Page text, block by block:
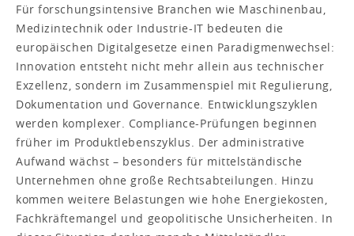
Für forschungsintensive Branchen wie Maschinenbau,
Medizintechnik oder Industrie-IT bedeuten die
europäischen Digitalgesetze einen Paradigmenwechsel:
Innovation entsteht nicht mehr allein aus technischer
Exzellenz, sondern im Zusammenspiel mit Regulierung,
Dokumentation und Governance. Entwicklungszyklen
werden komplexer. Compliance-Prüfungen beginnen
früher im Produktlebenszyklus. Der administrative
Aufwand wächst – besonders für mittelständische
Unternehmen ohne große Rechtsabteilungen. Hinzu
kommen weitere Belastungen wie hohe Energiekosten,
Fachkräftemangel und geopolitische Unsicherheiten. In